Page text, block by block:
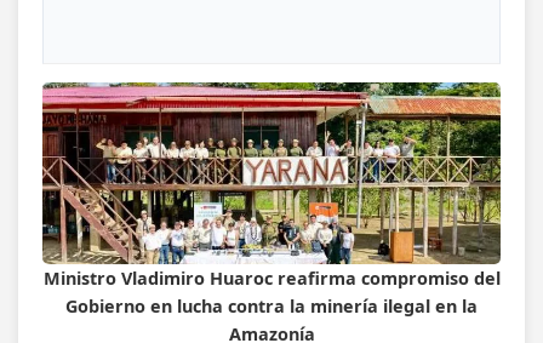
Ministro Vladimiro Huaroc reafirma compromiso del
Gobierno en lucha contra la minería ilegal en la
Amazonía